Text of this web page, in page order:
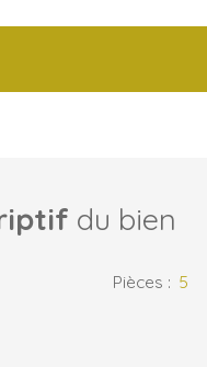
du bien
Pièces : 5